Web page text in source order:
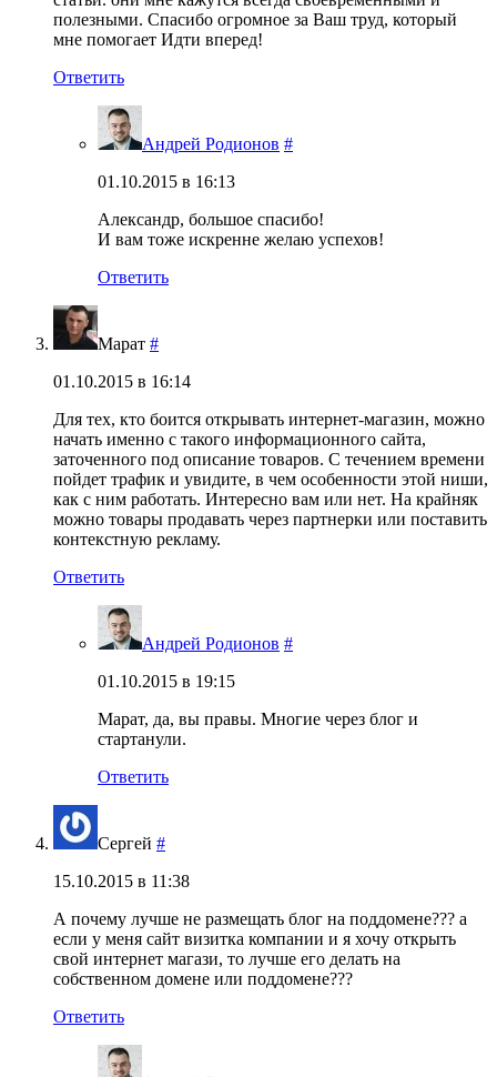
полезными. Спасибо огромное за Ваш труд, который
мне помогает Идти вперед!
Ответить
Андрей Родионов #
01.10.2015 в 16:13
Александр, большое спасибо!
И вам тоже искренне желаю успехов!
Ответить
Марат #
01.10.2015 в 16:14
Для тех, кто боится открывать интернет-магазин, можно
начать именно с такого информационного сайта,
заточенного под описание товаров. С течением времени
пойдет трафик и увидите, в чем особенности этой ниши,
как с ним работать. Интересно вам или нет. На крайняк
можно товары продавать через партнерки или поставить
контекстную рекламу.
Ответить
Андрей Родионов #
01.10.2015 в 19:15
Марат, да, вы правы. Многие через блог и
стартанули.
Ответить
Сергей #
15.10.2015 в 11:38
А почему лучше не размещать блог на поддомене??? а
если у меня сайт визитка компании и я хочу открыть
свой интернет магази, то лучше его делать на
собственном домене или поддомене???
Ответить